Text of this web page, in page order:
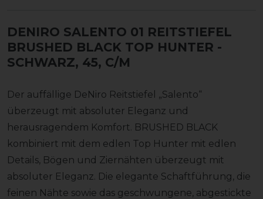
DENIRO SALENTO 01 REITSTIEFEL
BRUSHED BLACK TOP HUNTER -
SCHWARZ, 45, C/M
Der auffällige DeNiro Reitstiefel „Salento“
überzeugt mit absoluter Eleganz und
herausragendem Komfort. BRUSHED BLACK
kombiniert mit dem edlen Top Hunter mit edlen
Details, Bögen und Ziernähten überzeugt mit
absoluter Eleganz. Die elegante Schaftführung, die
feinen Nähte sowie das geschwungene, abgestickte